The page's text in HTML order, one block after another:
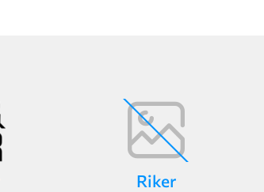
Riker